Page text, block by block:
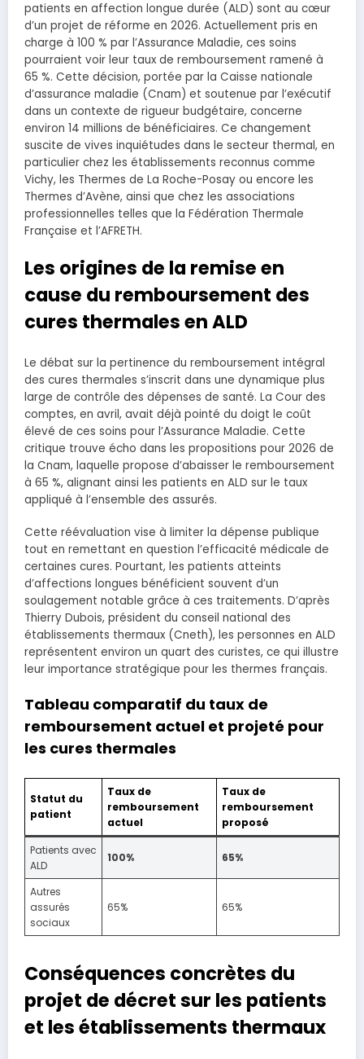
patients en affection longue durée (ALD) sont au cœur
d’un projet de réforme en 2026. Actuellement pris en
charge à 100 % par l’Assurance Maladie, ces soins
pourraient voir leur taux de remboursement ramené à
65 %. Cette décision, portée par la Caisse nationale
d’assurance maladie (Cnam) et soutenue par l’exécutif
dans un contexte de rigueur budgétaire, concerne
environ 14 millions de bénéficiaires. Ce changement
suscite de vives inquiétudes dans le secteur thermal, en
particulier chez les établissements reconnus comme
Vichy, les Thermes de La Roche-Posay ou encore les
Thermes d’Avène, ainsi que chez les associations
professionnelles telles que la Fédération Thermale
Française et l’AFRETH.
Les origines de la remise en
cause du remboursement des
cures thermales en ALD
Le débat sur la pertinence du remboursement intégral
des cures thermales s’inscrit dans une dynamique plus
large de contrôle des dépenses de santé. La Cour des
comptes, en avril, avait déjà pointé du doigt le coût
élevé de ces soins pour l’Assurance Maladie. Cette
critique trouve écho dans les propositions pour 2026 de
la Cnam, laquelle propose d’abaisser le remboursement
à 65 %, alignant ainsi les patients en ALD sur le taux
appliqué à l’ensemble des assurés.
Cette réévaluation vise à limiter la dépense publique
tout en remettant en question l’efficacité médicale de
certaines cures. Pourtant, les patients atteints
d’affections longues bénéficient souvent d’un
soulagement notable grâce à ces traitements. D’après
Thierry Dubois, président du conseil national des
établissements thermaux (Cneth), les personnes en ALD
représentent environ un quart des curistes, ce qui illustre
leur importance stratégique pour les thermes français.
Tableau comparatif du taux de
remboursement actuel et projeté pour
les cures thermales
Statut du
patient
Taux de
remboursement
actuel
Taux de
remboursement
proposé
Patients avec
ALD
100% 65%
Autres
assurés
sociaux
65% 65%
Conséquences concrètes du
projet de décret sur les patients
et les établissements thermaux